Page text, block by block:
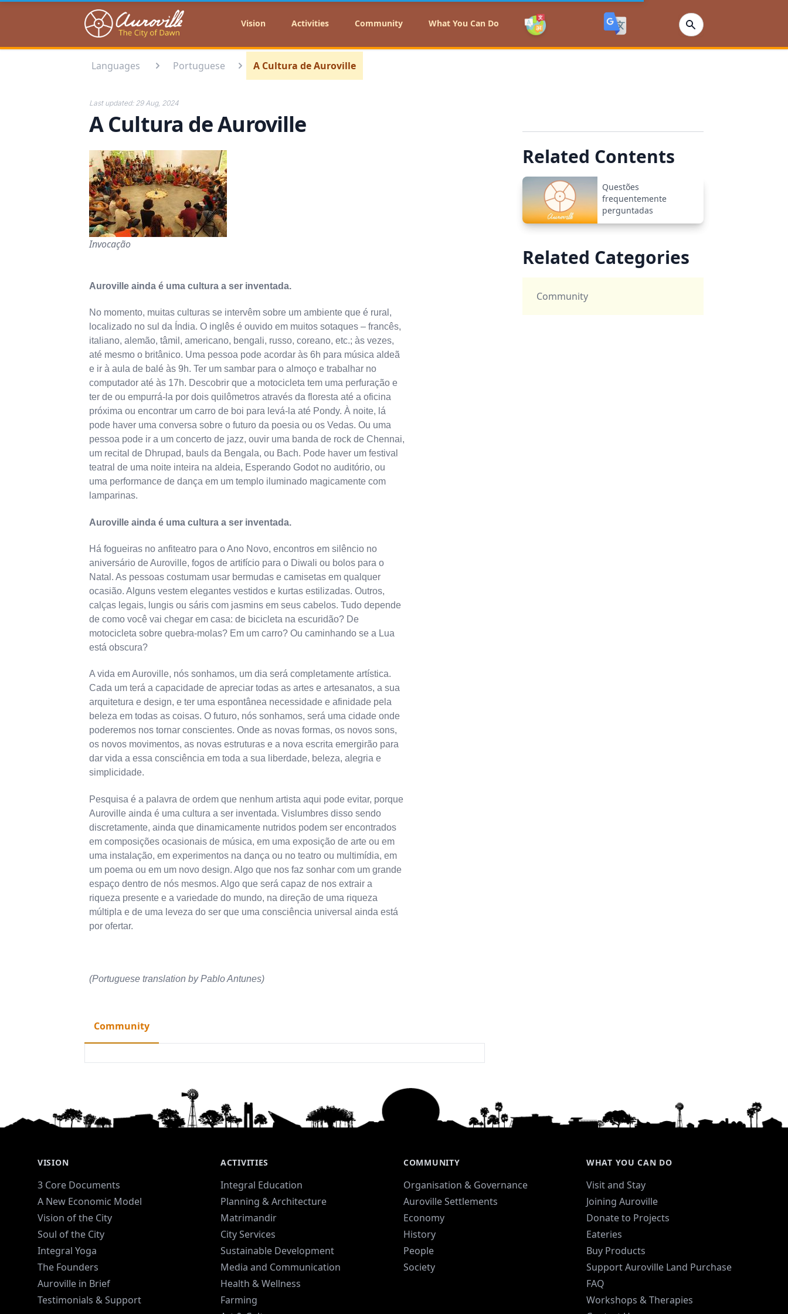
Auroville Vision Activities Community What You Can Do
Languages Portuguese A Cultura de Auroville
Last updated: 29 Aug, 2024
A Cultura de Auroville
Invocação
Auroville ainda é uma cultura a ser inventada.
No momento, muitas culturas se intervêm sobre um ambiente que é rural,
localizado no sul da Índia. O inglês é ouvido em muitos sotaques – francês,
italiano, alemão, tâmil, americano, bengali, russo, coreano, etc.; às vezes,
até mesmo o britânico. Uma pessoa pode acordar às 6h para música aldeã
e ir à aula de balé às 9h. Ter um sambar para o almoço e trabalhar no
computador até às 17h. Descobrir que a motocicleta tem uma perfuração e
ter de ou empurrá-la por dois quilômetros através da floresta até a oficina
próxima ou encontrar um carro de boi para levá-la até Pondy. À noite, lá
pode haver uma conversa sobre o futuro da poesia ou os Vedas. Ou uma
pessoa pode ir a um concerto de jazz, ouvir uma banda de rock de Chennai,
um recital de Dhrupad, bauls da Bengala, ou Bach. Pode haver um festival
teatral de uma noite inteira na aldeia, Esperando Godot no auditório, ou
uma performance de dança em um templo iluminado magicamente com
lamparinas.
Auroville ainda é uma cultura a ser inventada.
Há fogueiras no anfiteatro para o Ano Novo, encontros em silêncio no
aniversário de Auroville, fogos de artifício para o Diwali ou bolos para o
Natal. As pessoas costumam usar bermudas e camisetas em qualquer
ocasião. Alguns vestem elegantes vestidos e kurtas estilizadas. Outros,
calças legais, lungis ou sáris com jasmins em seus cabelos. Tudo depende
de como você vai chegar em casa: de bicicleta na escuridão? De
motocicleta sobre quebra-molas? Em um carro? Ou caminhando se a Lua
está obscura?
A vida em Auroville, nós sonhamos, um dia será completamente artística.
Cada um terá a capacidade de apreciar todas as artes e artesanatos, a sua
arquitetura e design, e ter uma espontânea necessidade e afinidade pela
beleza em todas as coisas. O futuro, nós sonhamos, será uma cidade onde
poderemos nos tornar conscientes. Onde as novas formas, os novos sons,
os novos movimentos, as novas estruturas e a nova escrita emergirão para
dar vida a essa consciência em toda a sua liberdade, beleza, alegria e
simplicidade.
Pesquisa é a palavra de ordem que nenhum artista aqui pode evitar, porque
Auroville ainda é uma cultura a ser inventada. Vislumbres disso sendo
discretamente, ainda que dinamicamente nutridos podem ser encontrados
em composições ocasionais de música, em uma exposição de arte ou em
uma instalação, em experimentos na dança ou no teatro ou multimídia, em
um poema ou em um novo design. Algo que nos faz sonhar com um grande
espaço dentro de nós mesmos. Algo que será capaz de nos extrair a
riqueza presente e a variedade do mundo, na direção de uma riqueza
múltipla e de uma leveza do ser que uma consciência universal ainda está
por ofertar.
(Portuguese translation by Pablo Antunes)
Community
Related Contents
Questões
frequentemente
perguntadas
Related Categories
Community
VISION
3 Core Documents
A New Economic Model
Vision of the City
Soul of the City
Integral Yoga
The Founders
Auroville in Brief
Testimonials & Support
ACTIVITIES
Integral Education
Planning & Architecture
Matrimandir
City Services
Sustainable Development
Media and Communication
Health & Wellness
Farming
COMMUNITY
Organisation & Governance
Auroville Settlements
Economy
History
People
Society
WHAT YOU CAN DO
Visit and Stay
Joining Auroville
Donate to Projects
Eateries
Buy Products
Support Auroville Land Purchase
FAQ
Workshops & Therapies